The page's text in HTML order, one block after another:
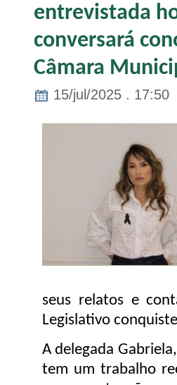
entrevistada
conversará
Câmara
15/jul/2025 . 17:50
seus relatos e
Legislativo
A delegada
tem um trabalho